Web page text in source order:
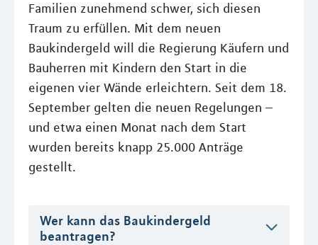
Familien zunehmend schwer, sich diesen
Traum zu erfüllen. Mit dem neuen
Baukindergeld will die Regierung Käufern und
Bauherren mit Kindern den Start in die
eigenen vier Wände erleichtern. Seit dem 18.
September gelten die neuen Regelungen –
und etwa einen Monat nach dem Start
wurden bereits knapp 25.000 Anträge
gestellt.
Wer kann das Baukindergeld
beantragen?